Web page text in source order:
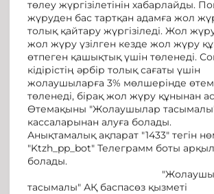
төлеу жүргізілетінін хабарлайды.
жүруден бас тартқан адамға жол
толық қайтару жүргізіледі. Жол
жол жүру үзілген кезде жол жүру
өтпеген қашықтық үшін төленеді.
кідірістің әрбір толық сағаты үшін
жолаушыларға 3% мөлшерінде
төленеді, бірақ жол жүру құнынан
Өтемақыны "Жолаушылар
кассаларынан алуға болады.
Анықтамалық ақпарат "1433" тегін
"Ktzh_pp_bot" Телеграмм боты
болады.
тасымалы" АҚ баспасөз қызметі